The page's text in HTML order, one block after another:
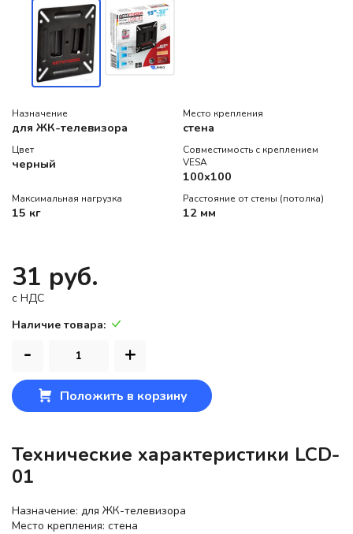
Назначение
для ЖК-телевизора
Место крепления
стена
Цвет
черный
Совместимость с креплением
VESA
100x100
Максимальная нагрузка
15 кг
Расстояние от стены (потолка)
12 мм
31 руб.
c НДС
Наличие товара:
- +
Положить в корзину
Технические характеристики LCD-
01
Назначение: для ЖК-телевизора
Место крепления: стена